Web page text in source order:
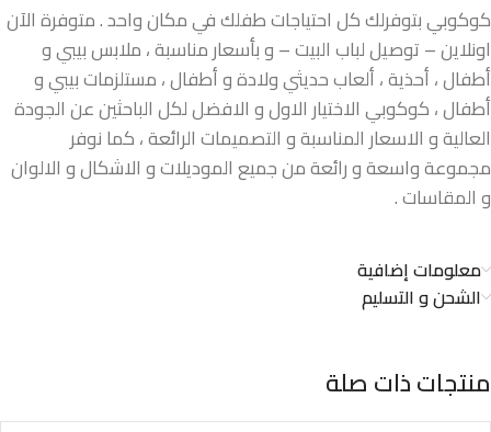
كوكوبي بتوفرلك كل احتياجات طفلك في مكان واحد . متوفرة الآن
اونلاين – توصيل لباب البيت – و بأسعار مناسبة ، ملابس بيبي و
أطفال ، أحذية ، ألعاب حديثي ولادة و أطفال ، مستلزمات بيبي و
أطفال ، كوكوبي الاختيار الاول و الافضل لكل الباحثين عن الجودة
العالية و الاسعار المناسبة و التصميمات الرائعة ، كما نوفر
مجموعة واسعة و رائعة من جميع الموديلات و الاشكال و الالوان
و المقاسات .
معلومات إضافية
الشحن و التسليم
منتجات ذات صلة